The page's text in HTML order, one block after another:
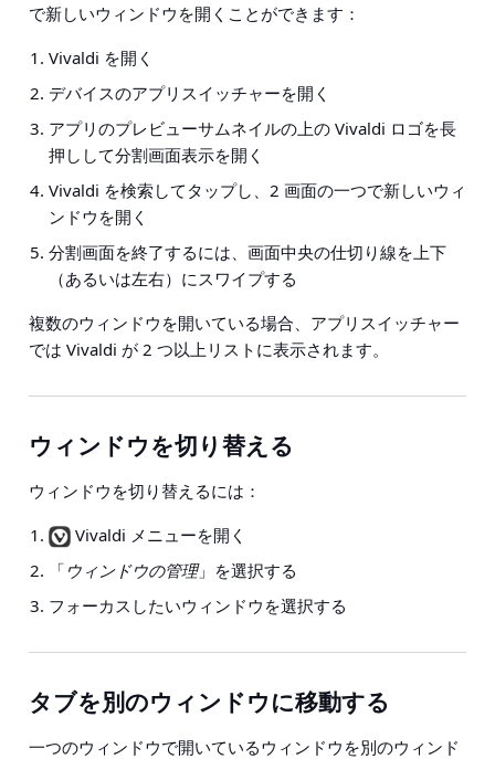
で新しいウィンドウを開くことができます：
Vivaldi を開く
デバイスのアプリスイッチャーを開く
アプリのプレビューサムネイルの上の Vivaldi ロゴを長
押しして分割画面表示を開く
Vivaldi を検索してタップし、2 画面の一つで新しいウィ
ンドウを開く
分割画面を終了するには、画面中央の仕切り線を上下
（あるいは左右）にスワイプする
複数のウィンドウを開いている場合、アプリスイッチャー
では Vivaldi が 2 つ以上リストに表示されます。
ウィンドウを切り替える
ウィンドウを切り替えるには：
Vivaldi メニューを開く
「 ウィンドウの管理」を選択する
フォーカスしたいウィンドウを選択する
タブを別のウィンドウに移動する
一つのウィンドウで開いているウィンドウを別のウィンド